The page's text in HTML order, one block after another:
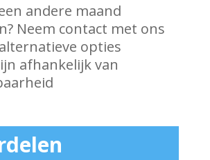
andere maand
Neem contact met ons
opties
afhankelijk van